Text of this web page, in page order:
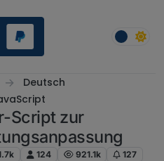
Deutsch
Script zur
124 921.1k 127